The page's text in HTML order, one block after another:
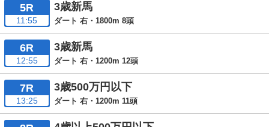
5R
11:55
3歳新馬
ダート 右・1800m 8頭
6R
12:55
3歳新馬
ダート 右・1200m 12頭
7R
13:25
3歳500万円以下
ダート 右・1200m 11頭